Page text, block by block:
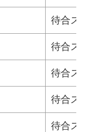
待合ス
待合ス
待合ス
待合ス
待合ス